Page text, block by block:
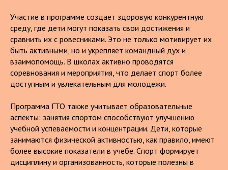
Участие в программе создает здоровую конкурентную
среду, где дети могут показать свои достижения и
сравнить их с ровесниками. Это не только мотивирует их
быть активными, но и укрепляет командный дух и
взаимопомощь. В школах активно проводятся
соревнования и мероприятия, что делает спорт более
доступным и увлекательным для молодежи.
Программа ГТО также учитывает образовательные
аспекты: занятия спортом способствуют улучшению
учебной успеваемости и концентрации. Дети, которые
занимаются физической активностью, как правило, имеют
более высокие показатели в учебе. Спорт формирует
дисциплину и организованность, которые полезны в